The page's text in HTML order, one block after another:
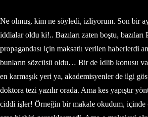
Ne olmuş, kim ne söyledi, izliyorum. Son bir
iddialar oldu ki!.. Bazıları zaten boştu,
propagandası için maksatlı verilen haberlerdi
bunların sözcüsü oldu… Bir de İdlib konusu
en karmaşık yeri ya, akademisyenler de ilgi
doktora tezi yazılır orada. Ama kes yapıştır
ciddi işler! Örneğin bir makale okudum, içinde